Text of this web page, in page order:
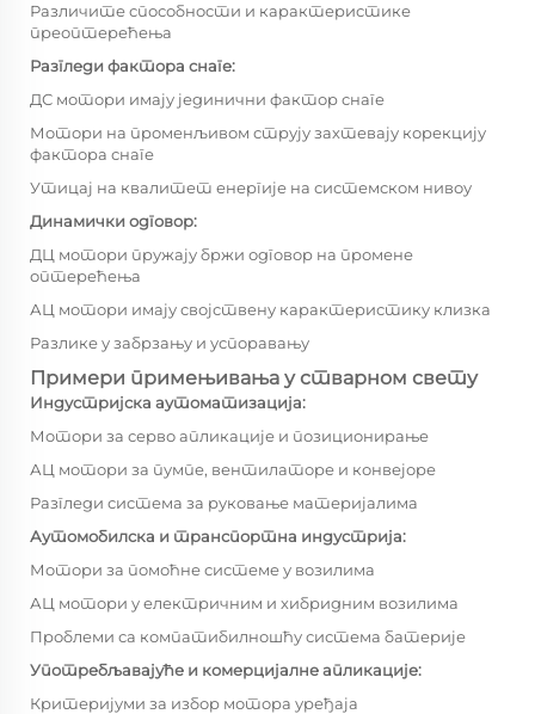
Различите способности и карактеристике
преоптерећења
Разгледи фактора снаге:
ДС мотори имају јединични фактор снаге
Мотори на променљивом струју захтевају корекцију
фактора снаге
Утицај на квалитет енергије на системском нивоу
Динамички одговор:
ДЦ мотори пружају бржи одговор на промене
оптерећења
АЦ мотори имају својствену карактеристику клизка
Разлике у забрзању и успоравању
Примери примењивања у стварном свету
Индустријска аутоматизација:
Мотори за серво апликације и позиционирање
АЦ мотори за пумпе, вентилаторе и конвејоре
Разгледи система за руковање материјалима
Аутомобилска и транспортна индустрија:
Мотори за помоћне системе у возилима
АЦ мотори у електричним и хибридним возилима
Проблеми са компатибилношћу система батерије
Употребљавајуће и комерцијалне апликације:
Критеријуми за избор мотора уређаја